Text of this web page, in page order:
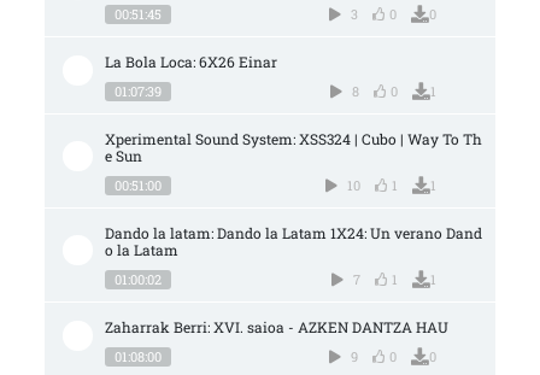
00:51:45 3 0 0
La Bola Loca: 6X26 Einar
01:07:39 8 0 1
Xperimental Sound System: XSS324 | Cubo | Way To Th
e Sun
00:51:00 10 1 1
Dando la latam: Dando la Latam 1X24: Un verano Dand
o la Latam
01:00:02 7 1 1
Zaharrak Berri: XVI. saioa - AZKEN DANTZA HAU
01:08:00 9 0 0